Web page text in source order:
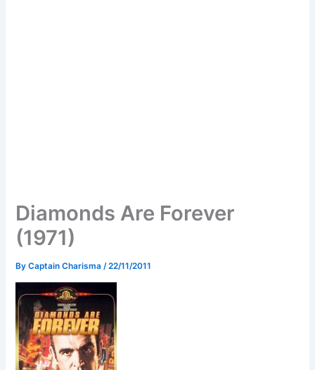
Diamonds Are Forever
(1971)
ByCaptain Charisma /22/11/2011